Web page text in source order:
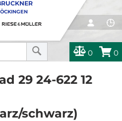
0 0
29 24-622 12
schwarz)